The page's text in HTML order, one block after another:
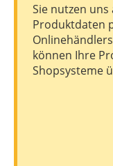
Sie nutzen
Produktdaten
können Ihre
Shopsysteme